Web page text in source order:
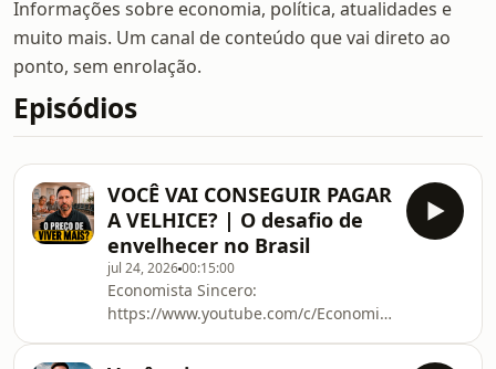
Informações sobre economia, política, atualidades e
muito mais. Um canal de conteúdo que vai direto ao
ponto, sem enrolação.
Episódios
VOCÊ VAI CONSEGUIR PAGAR
A VELHICE? | O desafio de
envelhecer no Brasil
jul 24, 202600:15:00
Economista Sincero:
⁠https://www.youtube.com/c/
⁠https://www.youtube.com/